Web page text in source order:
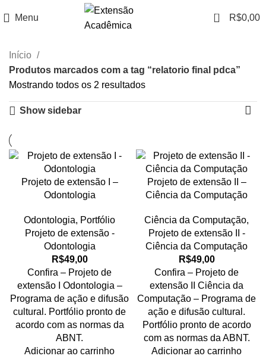
Menu 0 R$0,00
Início
Produtos marcados com a tag “relatorio final pdca”
Mostrando todos os 2 resultados
Show sidebar
Projeto de extensão I –
Odontologia
Odontologia, Portfólio
Projeto de extensão -
Odontologia
R$49,00
Confira – Projeto de
extensão I Odontologia –
Programa de ação e difusão
cultural. Portfólio pronto de
acordo com as normas da
ABNT.
Adicionar ao carrinho
Projeto de extensão II –
Ciência da Computação
Ciência da Computação,
Projeto de extensão II -
Ciência da Computação
R$49,00
Confira – Projeto de
extensão II Ciência da
Computação – Programa de
ação e difusão cultural.
Portfólio pronto de acordo
com as normas da ABNT.
Adicionar ao carrinho